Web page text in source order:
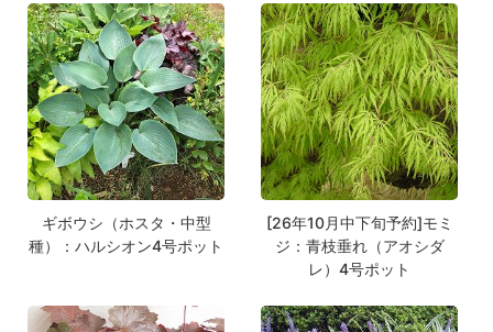
ギボウシ（ホスタ・中型
種）：ハルシオン4号ポット
[26年10月中下旬予約]モミ
ジ：青枝垂れ（アオシダ
レ）4号ポット